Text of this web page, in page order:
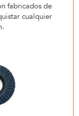
fabricados de
cualquier